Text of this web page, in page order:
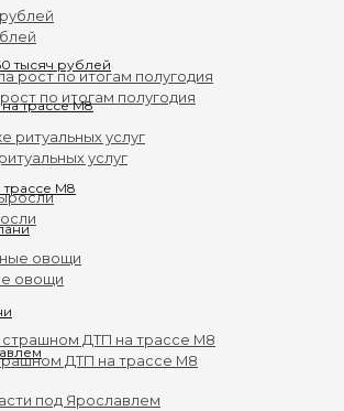
по итогам полугодия
услуг
овощи
ДТП на трассе М8
тысяч рублей
М8